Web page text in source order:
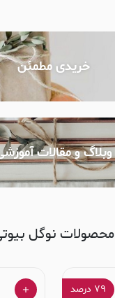
خریدی مطمئن
وبلاگ و مقالات
محصولات نوگل
۷۹ درصد